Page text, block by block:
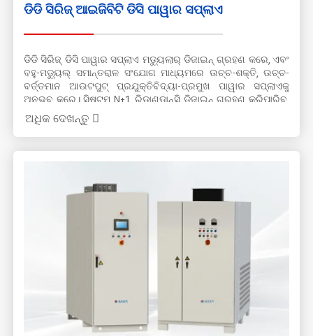
ଡିଡି ସିରିଜ୍ ଆଇଜିବିଟି ଡିସି ପାୱାର ସପ୍ଲାଏ
ଡିଡି ସିରିଜ୍ ଡିସି ପାୱାର ସପ୍ଲାଏ ମଡ୍ୟୁଲାର୍ ଡିଜାଇନ୍ ଗ୍ରହଣ କରେ, ଏବଂ
ବହୁ-ମଡ୍ୟୁଲ୍ ସମାନ୍ତରାଳ ସଂଯୋଗ ମାଧ୍ୟମରେ ଉଚ୍ଚ-ଶକ୍ତି, ଉଚ୍ଚ-
ବର୍ତ୍ତମାନ ଆଉଟପୁଟ୍ ପ୍ରଯୁକ୍ତିବିଦ୍ୟା-ପ୍ରମୁଖ ପାୱାର ସପ୍ଲାଏକୁ
ଅନୁଭବ କରେ। ସିଷ୍ଟମ୍ N+1 ରିଡାଣ୍ଡାନ୍ସି ଡିଜାଇନ୍ ଗ୍ରହଣ କରିପାରିବ,
ଯାହା ସିଷ୍ଟମ୍ ନିର୍ଭରଯୋଗ୍ୟତାକୁ ବହୁଳ ଭାବରେ ଉନ୍ନତ କରେ। ସ୍ଫଟିକ
ବୃଦ୍ଧି, ଅପ୍ଟିକାଲ୍ ଫାଇବର ପ୍ରସ୍ତୁତି, ତମ୍ବା ଫଏଲ୍ ଏବଂ ଆଲୁମିନିୟମ୍
ଫଏଲ୍, ଇଲେକ୍ଟ୍ରୋଲାଇଟିକ୍ ପ୍ଲେଟିଂ ଏବଂ ପୃଷ୍ଠ ଚିକିତ୍ସାରେ
ଉତ୍ପାଦଗୁଡ଼ିକ ବ୍ୟାପକ ଭାବରେ ବ୍ୟବହୃତ ହୁଏ।
ଅଧିକ ଦେଖନ୍ତୁ